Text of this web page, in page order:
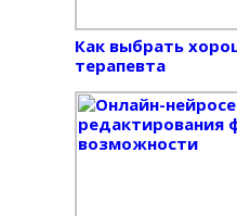
Как выбрать
терапевта